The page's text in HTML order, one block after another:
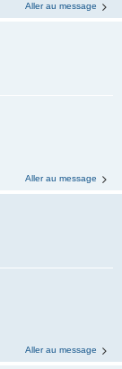
Aller au message
Aller au message
Aller au message